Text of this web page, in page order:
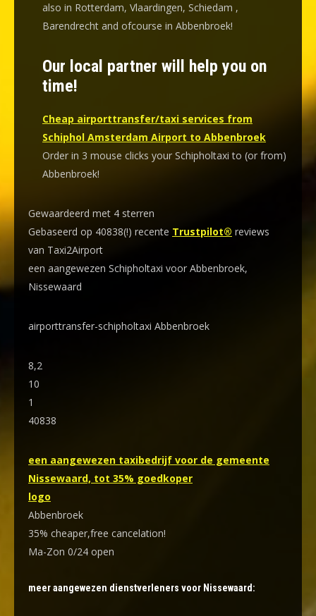
also in Rotterdam, Vlaardingen, Schiedam ,
Barendrecht and ofcourse in Abbenbroek!
Our local partner will help you on
time!
Cheap airporttransfer/taxi services from
Schiphol Amsterdam Airport to Abbenbroek
Order in 3 mouse clicks your Schipholtaxi to (or from)
Abbenbroek!
Gewaardeerd met 4 sterren
Gebaseerd op 40838(!) recente Trustpilot® reviews
van Taxi2Airport
een aangewezen Schipholtaxi voor Abbenbroek,
Nissewaard
airporttransfer-schipholtaxi Abbenbroek
8,2
10
1
40838
een aangewezen taxibedrijf voor de gemeente
Nissewaard, tot 35% goedkoper
logo
Abbenbroek
35% cheaper,free cancelation!
Ma-Zon 0/24 open
meer aangewezen dienstverleners voor Nissewaard: